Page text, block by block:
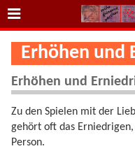
Erhöhen und
Erhöhen und
Zu den Spielen mit der
gehört oft das
Person.